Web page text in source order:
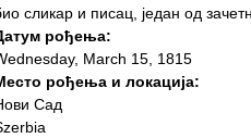
сликар и писац, један од
рођења:
March 15, 1815
рођења и локација:
Сад